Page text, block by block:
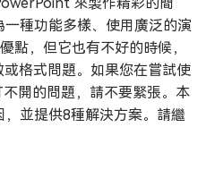
種功能多樣、使用廣泛的演
點，但它也有不好的時候，
格式問題。如果您在嘗試使
開的問題，請不要緊張。本
並提供8種解決方案。請繼